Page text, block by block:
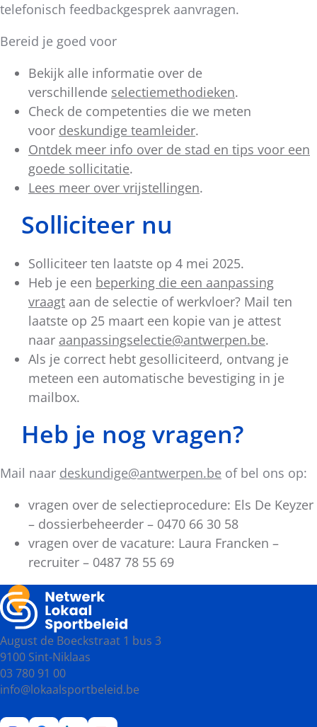
telefonisch feedbackgesprek aanvragen.
Bereid je goed voor
Bekijk alle informatie over de
verschillende selectiemethodieken.
Check de competenties die we meten
voor deskundige teamleider.
Ontdek meer info over de stad en tips voor een
goede sollicitatie.
Lees meer over vrijstellingen.
Solliciteer nu
Solliciteer ten laatste op 4 mei 2025.
Heb je een beperking die een aanpassing
vraagt aan de selectie of werkvloer? Mail ten
laatste op 25 maart een kopie van je attest
naar aanpassingselectie@antwerpen.be.
Als je correct hebt gesolliciteerd, ontvang je
meteen een automatische bevestiging in je
mailbox.
Heb je nog vragen?
Mail naar deskundige@antwerpen.be of bel ons op:
vragen over de selectieprocedure: Els De Keyzer
– dossierbeheerder – 0470 66 30 58
vragen over de vacature: Laura Francken –
recruiter – 0487 78 55 69
August de Boeckstraat 1 bus 3
9100 Sint-Niklaas
03 780 91 00
info@lokaalsportbeleid.be